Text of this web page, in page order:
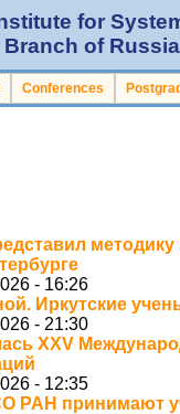
for
of
Conferences
- 16:26
Иркутские
- 21:30
XXV
- 12:35
РАН принимают